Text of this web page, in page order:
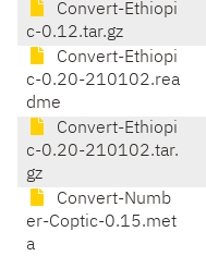
Convert-Ethiopi
c-0.12.tar.gz
Convert-Ethiopi
c-0.20-210102.rea
dme
Convert-Ethiopi
c-0.20-210102.tar.
gz
Convert-Numb
er-Coptic-0.15.met
a